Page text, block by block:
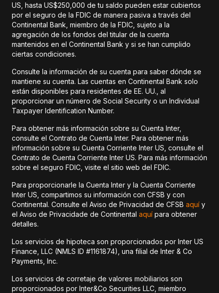
US, hasta US$250,000 de tu saldo pueden estar cubiertos
por el seguro de la FDIC de manera pasiva a través del
Continental Bank, miembro de la FDIC, sujeto a la
agregación de los fondos del titular de la cuenta
mantenidos en el Continental Bank y si se han cumplido
ciertas condiciones.
Consulte la información de su cuenta para saber dónde se
mantiene su cuenta. Las cuentas en Continental Bank solo
están disponibles para residentes de EE. UU., al
proporcionar un número de Social Security o un Individual
Taxpayer Identification Number.
Para obtener más información sobre su Cuenta Inter,
consulte el Contrato de Cuenta Inter. Para obtener más
información sobre su Cuenta Corriente Inter US, consulte el
Contrato de Cuenta Corriente Inter US. Para más información
sobre el seguro FDIC, visite el sitio web del FDIC.
Para proporcionarle la Cuenta Inter y la Cuenta Corriente
Inter US, compartimos su información con CFSB y con
Continental. Consulte el Aviso de Privacidad de CFSB aquí y
el Aviso de Privacidade de Continental aquí para obtener
detalles.
Los servicios de hipoteca son proporcionados por Inter US
Finance, LLC (NMLS ID #1161874), una filial de Inter & Co
Payments, Inc.
Los servicios de corretaje de valores mobiliarios son
proporcionados por Inter&Co Securities LLC, miembro